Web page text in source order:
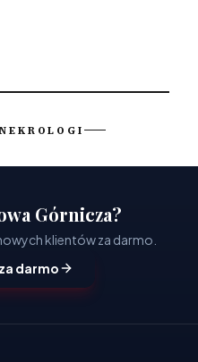
Górnicza?
klientów za darmo.
darmo